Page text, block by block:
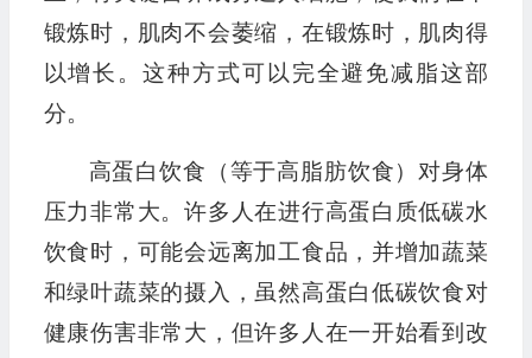
锻炼时，肌肉不会萎缩，在锻炼时，肌肉得
以增长。这种方式可以完全避免减脂这部
分。
高蛋白饮食（等于高脂肪饮食）对身体
压力非常大。许多人在进行高蛋白质低碳水
饮食时，可能会远离加工食品，并增加蔬菜
和绿叶蔬菜的摄入，虽然高蛋白低碳饮食对
健康伤害非常大，但许多人在一开始看到改